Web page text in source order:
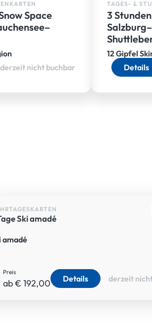
Space
derzeit nicht buchbar
TAGES- &
3
12 Gipfel
Details
Ski amadé
amadé
Preis
ab € 192,00 Details derzeit